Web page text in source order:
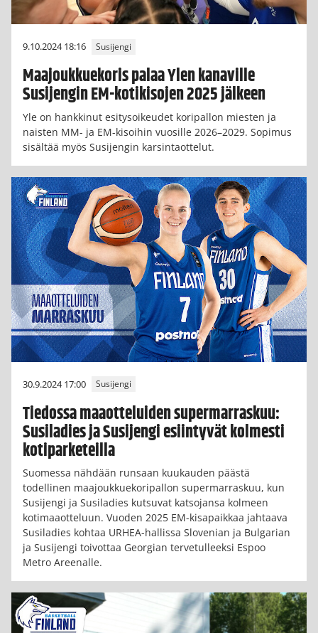
9.10.2024 18:16 Susijengi
Maajoukkuekoris palaa Ylen kanaville
Susijengin EM-kotikisojen 2025 jälkeen
Yle on hankkinut esitysoikeudet koripallon miesten ja
naisten MM- ja EM-kisoihin vuosille 2026–2029. Sopimus
sisältää myös Susijengin karsintaottelut.
30.9.2024 17:00 Susijengi
Tiedossa maaotteluiden supermarraskuu:
Susiladies ja Susijengi esiintyvät kolmesti
kotiparketeilla
Suomessa nähdään runsaan kuukauden päästä
todellinen maajoukkuekoripallon supermarraskuu, kun
Susijengi ja Susiladies kutsuvat katsojansa kolmeen
kotimaaotteluun. Vuoden 2025 EM-kisapaikkaa jahtaava
Susiladies kohtaa URHEA-hallissa Slovenian ja Bulgarian
ja Susijengi toivottaa Georgian tervetulleeksi Espoo
Metro Areenalle.